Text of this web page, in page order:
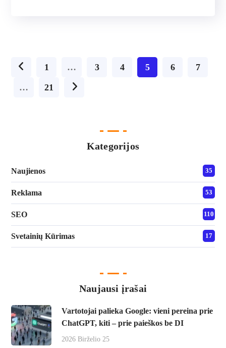
1 … 3 4 5 6
7
…
21
Kategorijos
Naujienos 35
Reklama 53
SEO 110
Svetainių Kūrimas 17
Naujausi įrašai
Vartotojai palieka Google: vieni pereina prie
ChatGPT, kiti – prie paieškos be DI
2026 Birželio 25